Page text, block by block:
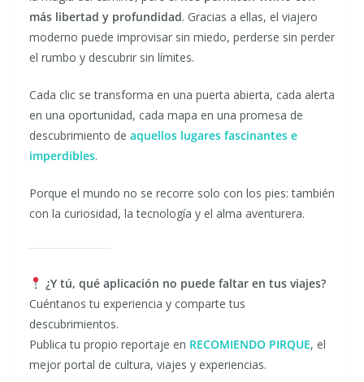
más libertad y profundidad. Gracias a ellas, el viajero
moderno puede improvisar sin miedo, perderse sin perder
el rumbo y descubrir sin límites.
Cada clic se transforma en una puerta abierta, cada alerta
en una oportunidad, cada mapa en una promesa de
descubrimiento de aquellos lugares fascinantes e
imperdibles.
Porque el mundo no se recorre solo con los pies: también
con la curiosidad, la tecnología y el alma aventurera.
¿Y tú, qué aplicación no puede faltar en tus viajes?
Cuéntanos tu experiencia y comparte tus
descubrimientos.
Publica tu propio reportaje en RECOMIENDO PIRQUE, el
mejor portal de cultura, viajes y experiencias.